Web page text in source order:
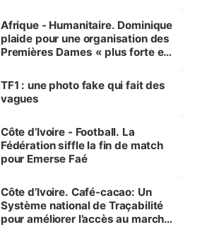
Afrique - Humanitaire. Dominique
plaide pour une organisation des
Premières Dames « plus forte et
sur la scène internationale »
TF1 : une photo fake qui fait des
vagues
Côte d’Ivoire - Football. La
Fédération siffle la fin de match
pour Emerse Faé
Côte d’Ivoire. Café-cacao: Un
Système national de Traçabilité
pour améliorer l’accès au marché